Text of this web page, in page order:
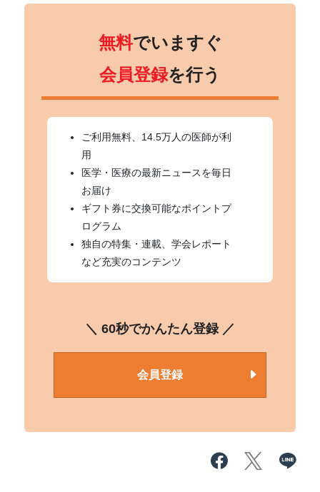
無料でいますぐ
会員登録を行う
ご利用無料、14.5万人の医師が利
用
医学・医療の最新ニュースを毎日
お届け
ギフト券に交換可能なポイントプ
ログラム
独自の特集・連載、学会レポート
など充実のコンテンツ
＼ 60秒でかんたん登録 ／
会員登録